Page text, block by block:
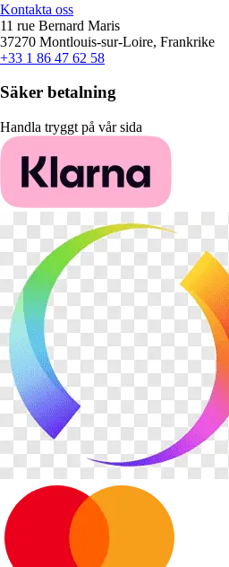
Kontakta oss
11 rue Bernard Maris
37270 Montlouis-sur-Loire, Frankrike
+33 1 86 47 62 58
Säker betalning
Handla tryggt på vår sida